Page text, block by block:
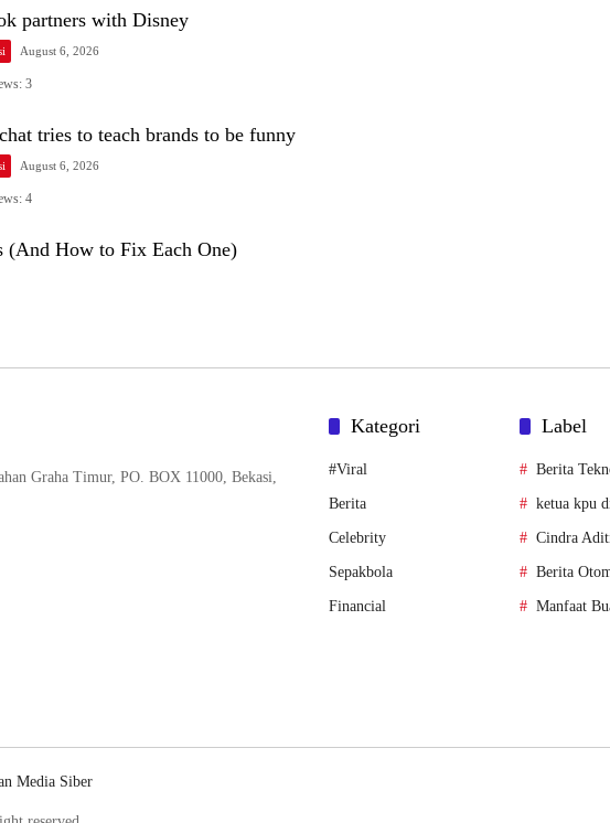
partners with Disney
August 6, 2026
3
tries to teach brands to be funny
August 6, 2026
4
(And How to Fix Each One)
Graha Timur, PO. BOX 11000, Bekasi,
Kategori
#Viral
Berita
Celebrity
Sepakbola
Financial
Label
Berita
ketua kpu
Cindra
Berita
Manfaat
Media Siber